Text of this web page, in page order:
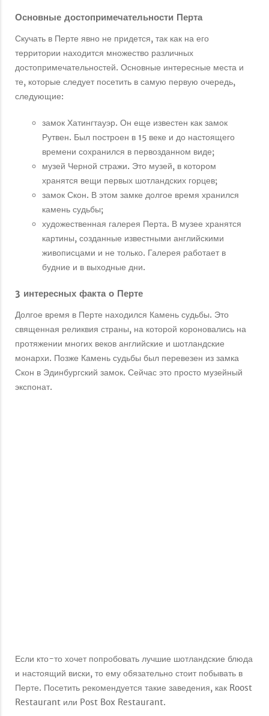
Основные достопримечательности Перта
Скучать в Перте явно не придется, так как на его
территории находится множество различных
достопримечательностей. Основные интересные места и
те, которые следует посетить в самую первую очередь,
следующие:
замок Хатингтауэр. Он еще известен как замок
Рутвен. Был построен в 15 веке и до настоящего
времени сохранился в первозданном виде;
музей Черной стражи. Это музей, в котором
хранятся вещи первых шотландских горцев;
замок Скон. В этом замке долгое время хранился
камень судьбы;
художественная галерея Перта. В музее хранятся
картины, созданные известными английскими
живописцами и не только. Галерея работает в
будние и в выходные дни.
3 интересных факта о Перте
Долгое время в Перте находился Камень судьбы. Это
священная реликвия страны, на которой короновались на
протяжении многих веков английские и шотландские
монархи. Позже Камень судьбы был перевезен из замка
Скон в Эдинбургский замок. Сейчас это просто музейный
экспонат.
Если кто-то хочет попробовать лучшие шотландские блюда
и настоящий виски, то ему обязательно стоит побывать в
Перте. Посетить рекомендуется такие заведения, как Roost
Restaurant или Post Box Restaurant.